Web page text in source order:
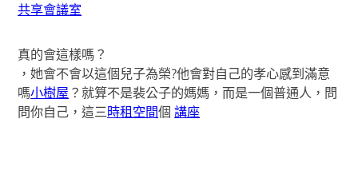
共享會議室
真的會這樣嗎？
，她會不會以這個兒子為榮?他會對自己的孝心感到滿意
嗎小樹屋 ？就算不是裴公子的媽媽，而是一個普通人，問
問你自己，這三時租空間個講座